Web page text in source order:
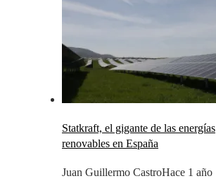
Statkraft, el gigante de las energías
renovables en España
Juan Guillermo CastroHace 1 año